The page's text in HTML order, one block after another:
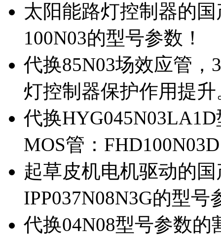
太阳能路灯控制器的
100N03的型号参数！
代换85N03场效应管
灯控制器保护作用提升
代换
MOS管：
起草皮机电机驱动的
IPP037N08N3G的型号
代换04N08型号参数